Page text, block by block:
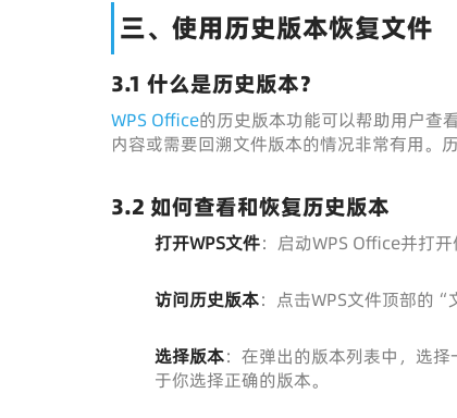
三、使用历史版本恢复文件
3.1 什么是历史版本？
WPS Office的历史版本功能可以帮助用户查
内容或需要回溯文件版本的情况非常有用。
3.2 如何查看和恢复历史版本
打开WPS文件：启动WPS Office并打
访问历史版本：点击WPS文件顶部的
选择版本：在弹出的版本列表中，选
于你选择正确的版本。